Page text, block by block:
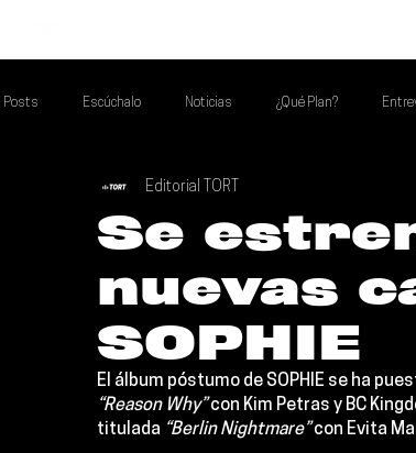
Posts Escúchalo Noticias ¿Qué Plan?
Si Te Gusta... Te Recomendamos A...
Poder Latino Que Descubrir Mejores de la Semana
Se
nuevas
SOPHIE
Editorial TORT
El álbum póstumo de SOPHIE se ha
“Reason Why” con Kim Petras y BC
titulada “Berlin Nightmare” con Evita